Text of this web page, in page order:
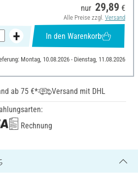
nur 29,89 €
Alle Preise zzgl. Versand
In den Warenkorb
Montag, 10.08.2026 - Dienstag, 11.08.2026
ab 75 €*
Versand mit DHL
Rechnung